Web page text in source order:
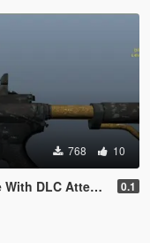
768 10
Attechments 0.1